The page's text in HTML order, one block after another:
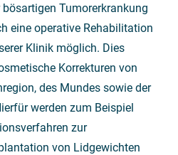
Tumorerkrankung
eine operative Rehabilitation
Klinik möglich. Dies
Korrekturen von
des Mundes sowie der
werden zum Beispiel
zur
von Lidgewichten